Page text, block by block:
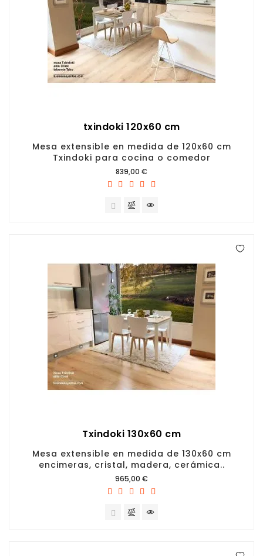
txindoki 120x60 cm
Mesa extensible en medida de 120x60 cm
Txindoki para cocina o comedor
Precio
839,00 €
Txindoki 130x60 cm
Mesa extensible en medida de 130x60 cm
encimeras, cristal, madera, cerámica..
Precio
965,00 €